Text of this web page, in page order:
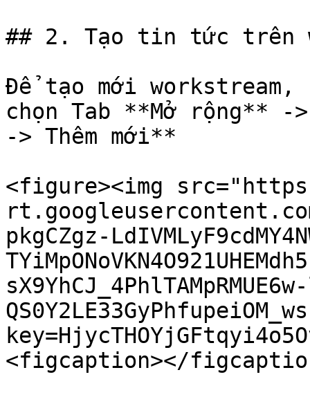
## 2. Tạo tin tức trên
Để tạo mới
chọn Tab **Mở rộng** -
-> Thêm mới**
<figure><img
pkgCZgz-
<figcaption></